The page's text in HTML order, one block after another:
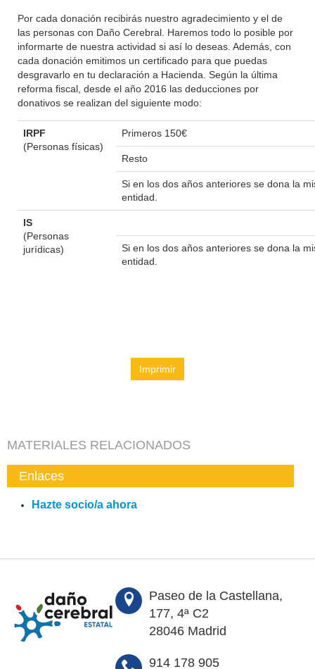
Por cada donación recibirás nuestro agradecimiento y el de
las personas con Daño Cerebral. Haremos todo lo posible por
informarte de nuestra actividad si así lo deseas. Además, con
cada donación emitimos un certificado para que puedas
desgravarlo en tu declaración a Hacienda. Según la última
reforma fiscal, desde el año 2016 las deducciones por
donativos se realizan del siguiente modo:
IRPF
(Personas físicas)
Primeros 150€
Resto
Si en los dos años anteriores se dona la
entidad.
IS
(Personas
jurídicas)
Si en los dos años anteriores se dona la
entidad.
Imprimir
MATERIALES RELACIONADOS
Enlaces
Hazte socio/a ahora
Paseo de la Castellana,
177, 4ª C2
28046 Madrid
914 178 905